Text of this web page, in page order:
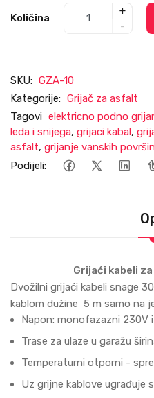
Količina
+
-
SKU: GZA-10
Kategorije: Grijač za asfalt
Tagovi elektricno podno
leda i snijega, grijaci kabal,
asfalt, grijanje vanskih
Podijeli:
Grijaći kabeli
Dvožilni grijaći kabeli snage
kablom dužine 5 m samo na
Napon: monofazazni
Trase za ulaze u garažu
Temperaturni otporni -
Uz grijne kablove ugrađuje